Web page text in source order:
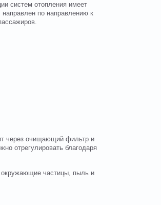
систем отопления имеет
направлен по направлению к
через очищающий фильтр и
отрегулировать благодаря
окружающие частицы, пыль и